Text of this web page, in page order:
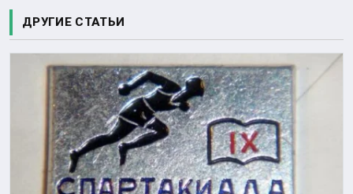
ДРУГИЕ СТАТЬИ